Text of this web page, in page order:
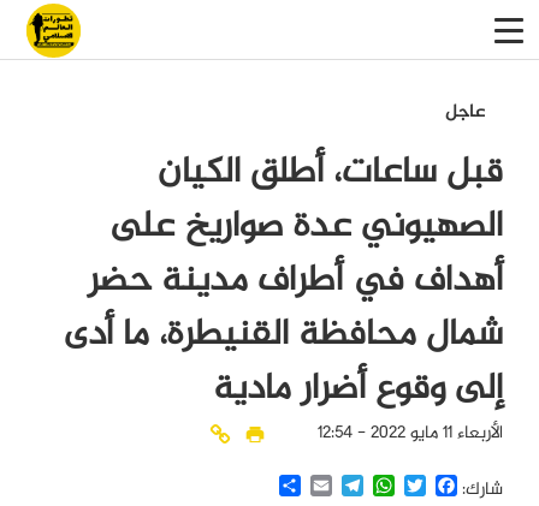
عاجل
قبل ساعات، أطلق الكيان
الصهيوني عدة صواريخ على
أهداف في أطراف مدينة حضر
شمال محافظة القنيطرة، ما أدى
إلى وقوع أضرار مادية
الأربعاء 11 مايو 2022 - 12:54
شارك:
Facebook
Twitter
WhatsApp
Telegram
Email
Share